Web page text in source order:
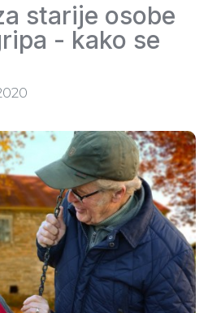
starije osobe
- kako se